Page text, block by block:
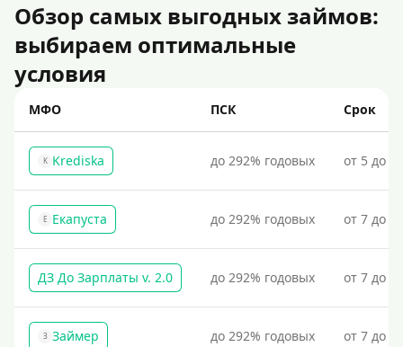
Обзор самых выгодных займов:
выбираем оптимальные
условия
МФО ПСК Срок
K Krediska до 292% годовых от 5 до
Е Екапуста до 292% годовых от 7 до
ДЗ До Зарплаты v. 2.0 до 292% годовых от 7 до
З Займер до 292% годовых от 7 до